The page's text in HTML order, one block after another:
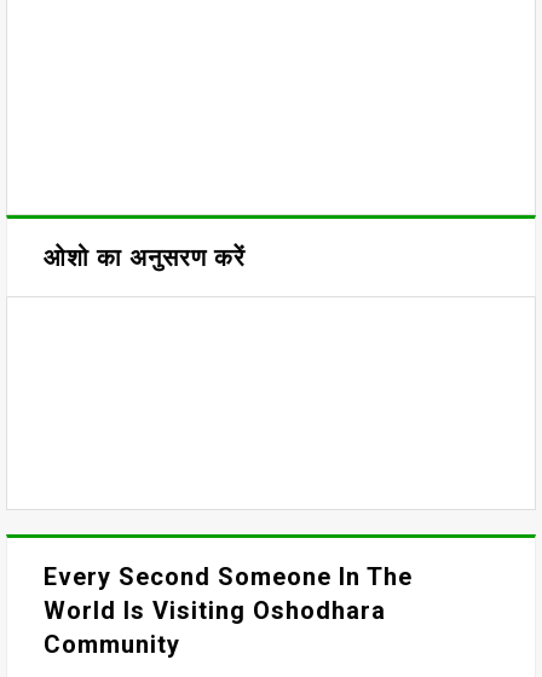
ओशो का अनुसरण करें
Every Second Someone In The
World Is Visiting Oshodhara
Community